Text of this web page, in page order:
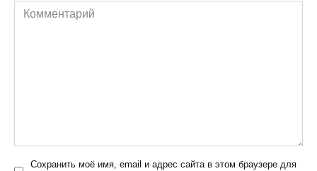
Комментарий
Сохранить моё имя, email и адрес сайта в этом браузере для